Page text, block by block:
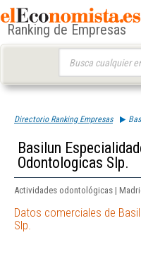
Ranking de Empresas
Directorio Ranking Empresas
Basilun
Odontologicas Slp.
Actividades odontológicas |
Datos comerciales de
Slp.